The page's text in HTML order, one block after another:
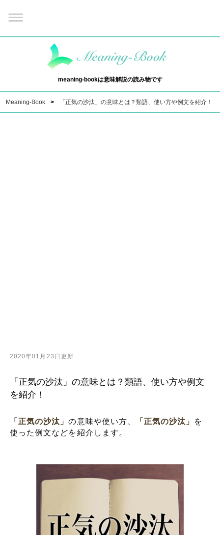
meaning-bookは意味解説の読み物です
Meaning-Book 「正気の沙汰」の意味とは？類語、使い方や例文を紹介！
2020年01月23日更新
「正気の沙汰」の意味とは？類語、使い方や例文
を紹介！
「正気の沙汰」の意味や使い方、 「正気の沙汰」 を
使った例文などを紹介します。